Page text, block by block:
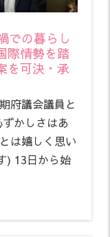
での暮らし
際情勢を踏
を可決・承
府議会議員と
かしさはあ
は嬉しく思い
) 13日から始